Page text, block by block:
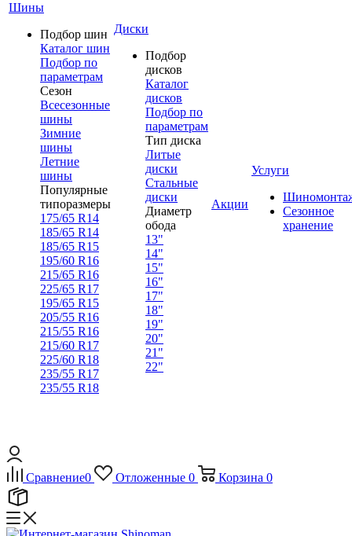
Шины
Подбор шин
Каталог шин
Подбор по
параметрам
Сезон
Всесезонные
шины
Зимние
шины
Летние
шины
Популярные
типоразмеры
175/65 R14
185/65 R14
185/65 R15
195/60 R16
215/65 R16
225/65 R17
195/65 R15
205/55 R16
215/55 R16
215/60 R17
225/60 R18
235/55 R17
235/55 R18
Диски
Подбор
дисков
Каталог
дисков
Подбор по
параметрам
Тип диска
Литые
диски
Стальные
диски
Диаметр
обода
13"
14"
15"
16"
17"
18"
19"
20"
21"
22"
Акции
Услуги
Сезонное
хранение
Сравнение0 Отложенные 0 Корзина 0